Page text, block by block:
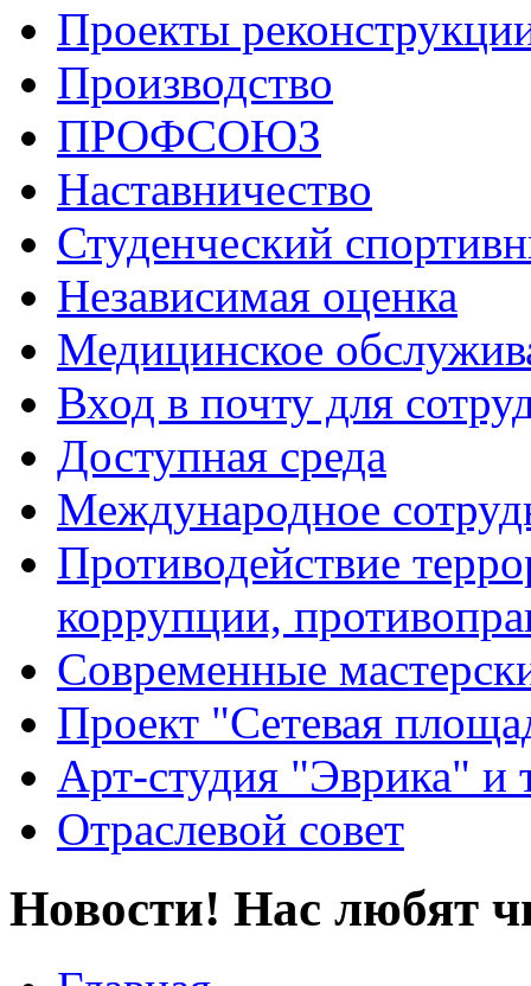
Проекты
Производство
ПРОФСОЮЗ
Наставничество
Студенческий
Независимая оценка
Медицинское
Вход в почту для
Доступная среда
Международное
Противодействие
коррупции,
Современные
Проект "Сетевая
Арт-студия "Эврика" и
Отраслевой совет
Новости! Нас любят